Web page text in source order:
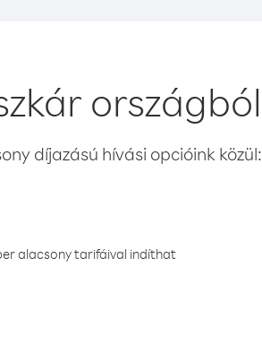
országból
díjazású hívási opcióink közül:
alacsony tarifáival indíthat